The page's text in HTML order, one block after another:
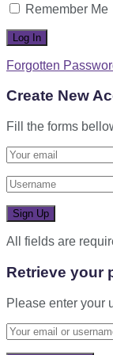
Remember Me
Forgotten
Create New
Fill the forms
All fields are
Retrieve your
Please enter your